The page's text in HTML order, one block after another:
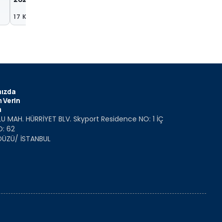
17 Kas 2020
Verin
MAH. HÜRRİYET BLV. Skyport Residence NO: 1 İÇ
62
İSTANBUL